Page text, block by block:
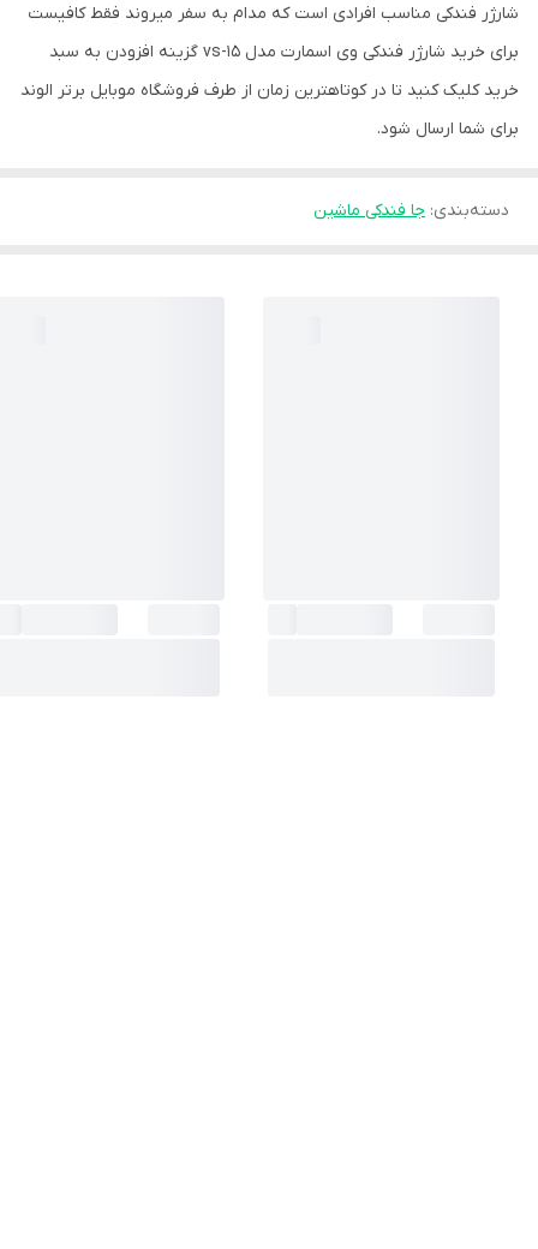
شارژر فندکی مناسب افرادی است که مدام به سفر میروند فقط کافیست
برای خرید شارژر فندکی وی اسمارت مدل vs-15 گزینه افزودن به سبد
خرید کلیک کنید تا در کوتاهترین زمان از طرف فروشگاه موبایل برتر الوند
برای شما ارسال شود.
دسته‌بندی: جا فندکی ماشین